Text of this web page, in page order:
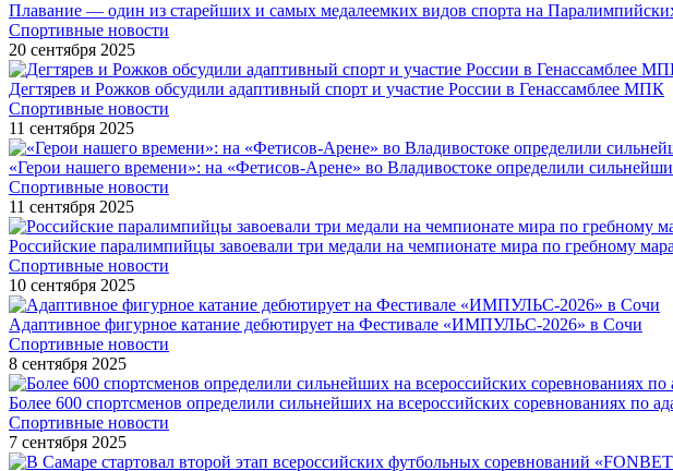
Плавание — один из старейших и самых медалеемких видов спорта на
Спортивные новости
20 сентября 2025
Дегтярев и Рожков обсудили адаптивный спорт и участие России в Генассамблее МПК
Спортивные новости
11 сентября 2025
«Герои нашего времени»: на «Фетисов-Арене» во Владивостоке определили
Спортивные новости
11 сентября 2025
Российские паралимпийцы завоевали три медали на чемпионате мира по гребному
Спортивные новости
10 сентября 2025
Адаптивное фигурное катание дебютирует на Фестивале «ИМПУЛЬС-2026» в Сочи
Спортивные новости
8 сентября 2025
Более 600 спортсменов определили сильнейших на всероссийских соревнованиях по
Спортивные новости
7 сентября 2025